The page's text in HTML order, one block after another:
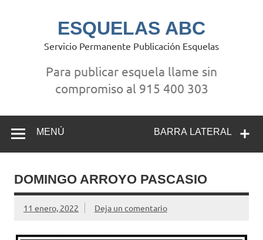
ESQUELAS ABC
Servicio Permanente Publicación Esquelas
Para publicar esquela llame sin
compromiso al 915 400 303
BARRA LATERAL
MENÚ
DOMINGO ARROYO PASCASIO
11 enero, 2022 Deja un comentario